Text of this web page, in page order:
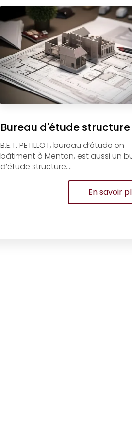
Bureau d'étude structure
B.E.T. PETILLOT, bureau d’étude en
bâtiment à Menton, est aussi un
d’étude structure....
En savoir